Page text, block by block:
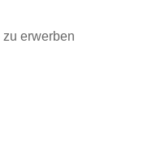
erwerben